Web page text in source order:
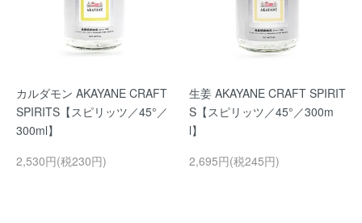
カルダモン AKAYANE CRAFT
SPIRITS【スピリッツ／45°／
300ml】
2,530円(税230円)
生姜 AKAYANE CRAFT SPIRIT
S【スピリッツ／45°／300m
l】
2,695円(税245円)